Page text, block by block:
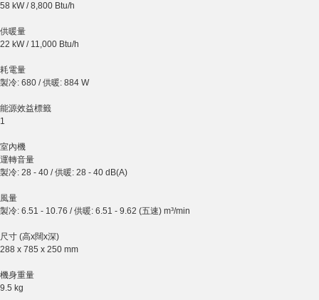
58 kW / 8,800 Btu/h
供暖量
22 kW / 11,000 Btu/h
耗電量
製冷: 680 / 供暖: 884 W
能源效益標籤
1
室內機
運轉音量
製冷: 28 - 40 / 供暖: 28 - 40 dB(A)
風量
製冷: 6.51 - 10.76 / 供暖: 6.51 - 9.62 (五速) m³/min
尺寸 (高x闊x深)
288 x 785 x 250 mm
機身重量
9.5 kg